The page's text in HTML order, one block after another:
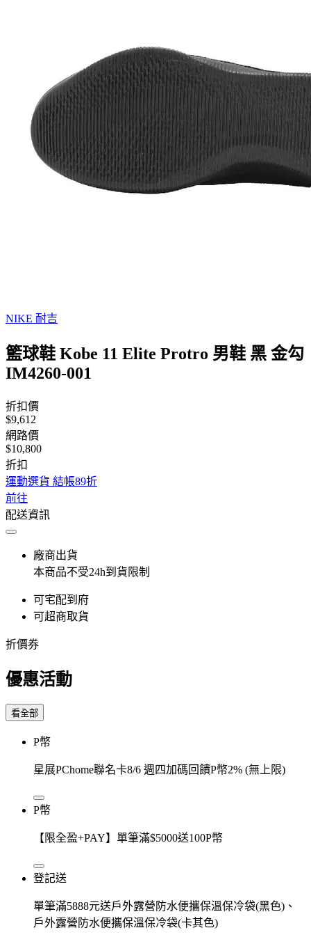
NIKE 耐吉
籃球鞋 Kobe 11 Elite Protro 男鞋 黑 金勾
IM4260-001
折扣價
$9,612
網路價
$10,800
折扣
運動選貨 結帳89折
前往
配送資訊
廠商出貨
本商品不受24h到貨限制
可宅配到府
可超商取貨
折價券
優惠活動
看全部
P幣
星展PChome聯名卡8/6 週四加碼回饋P幣2% (無上限)
P幣
【限全盈+PAY】單筆滿$5000送100P幣
登記送
單筆滿5888元送戶外露營防水便攜保溫保冷袋(黑色)、
戶外露營防水便攜保溫保冷袋(卡其色)